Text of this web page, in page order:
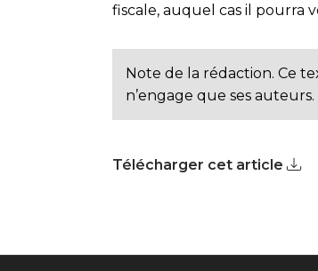
fiscale, auquel cas il pourra
Note de la rédaction. Ce
n’engage que ses auteurs.
Télécharger cet article